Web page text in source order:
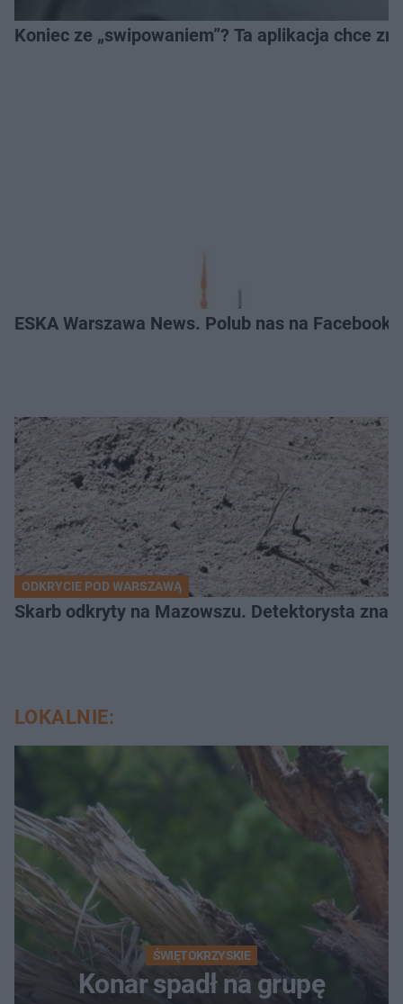
Koniec ze „swipowaniem”? Ta aplikacja chce
ESKA Warszawa News. Polub nas na
ODKRYCIE POD WARSZAWĄ
Skarb odkryty na Mazowszu. Detektorysta
LOKALNIE:
ŚWIĘTOKRZYSKIE
Konar spadł na grupę